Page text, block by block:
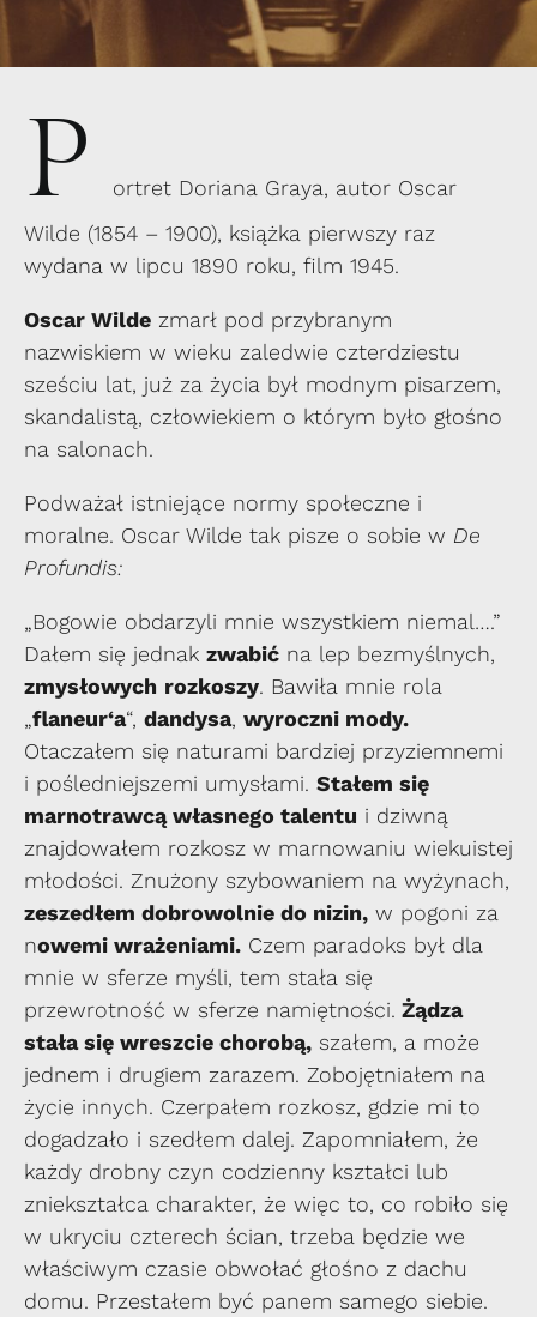
P
ortret Doriana Graya, autor Oscar
Wilde (1854 – 1900), książka pierwszy raz
wydana w lipcu 1890 roku, film 1945.
Oscar Wilde zmarł pod przybranym
nazwiskiem w wieku zaledwie czterdziestu
sześciu lat, już za życia był modnym pisarzem,
skandalistą, człowiekiem o którym było głośno
na salonach.
Podważał istniejące normy społeczne i
moralne. Oscar Wilde tak pisze o sobie w De
Profundis:
„Bogowie obdarzyli mnie wszystkiem niemal….”
Dałem się jednak zwabić na lep bezmyślnych,
zmysłowych rozkoszy. Bawiła mnie rola
„flaneur‘a“, dandysa, wyroczni mody.
Otaczałem się naturami bardziej przyziemnemi
i pośledniejszemi umysłami. Stałem się
marnotrawcą własnego talentu i dziwną
znajdowałem rozkosz w marnowaniu wiekuistej
młodości. Znużony szybowaniem na wyżynach,
zeszedłem dobrowolnie do nizin, w pogoni za
nowemi wrażeniami. Czem paradoks był dla
mnie w sferze myśli, tem stała się
przewrotność w sferze namiętności. Żądza
stała się wreszcie chorobą, szałem, a może
jednem i drugiem zarazem. Zobojętniałem na
życie innych. Czerpałem rozkosz, gdzie mi to
dogadzało i szedłem dalej. Zapomniałem, że
każdy drobny czyn codzienny kształci lub
zniekształca charakter, że więc to, co robiło się
w ukryciu czterech ścian, trzeba będzie we
właściwym czasie obwołać głośno z dachu
domu. Przestałem być panem samego siebie.